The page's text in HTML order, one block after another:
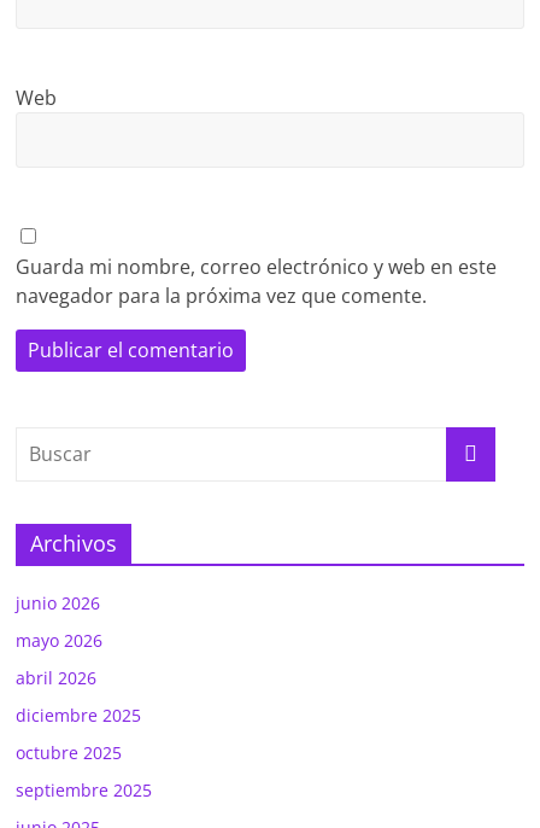
Web
Guarda mi nombre, correo electrónico y web en este
navegador para la próxima vez que comente.
Archivos
junio 2026
mayo 2026
abril 2026
diciembre 2025
octubre 2025
septiembre 2025